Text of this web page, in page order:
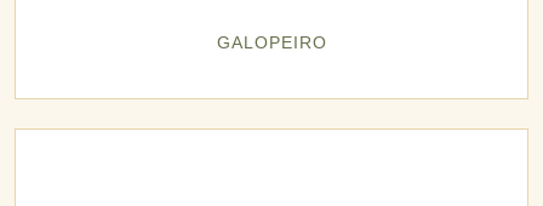
GALOPEIRO